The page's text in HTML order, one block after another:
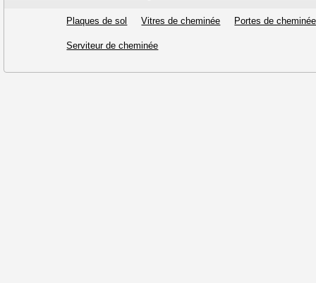
Plaques de sol Vitres de cheminée Portes de cheminée
Serviteur de cheminée